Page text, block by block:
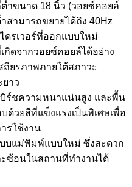
ำขนาด 18 นิ้ว (วอยซ์คอยล์
สามารถขยายได้ถึง 40Hz
ดรเวอร์ที่ออกแบบใหม่
กิดจากวอยซ์คอยล์ได้อย่าง
ถียรภาพภายใต้สภาวะ
าว
บิร์ชความหนาแน่นสูง และพื้น
ด้วยสีที่แข็งแรงเป็นพิเศษเพื่อ
รใช้งาน
บแม่พิมพ์แบบใหม่ ซึ่งสะดวก
ะซ้อนในสถานที่ทำงานได้